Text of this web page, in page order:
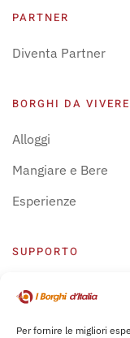
Per fornire le migliori
PARTNER
Diventa Partner
BORGHI DA VIVERE
Alloggi
Mangiare e Bere
Esperienze
SUPPORTO
Centro Supporto